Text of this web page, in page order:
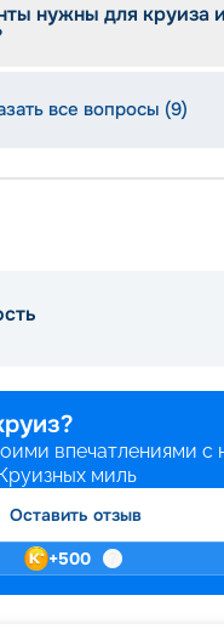
нужны для круиза
все вопросы (9)
впечатлениями с
миль
Оставить отзыв
+500